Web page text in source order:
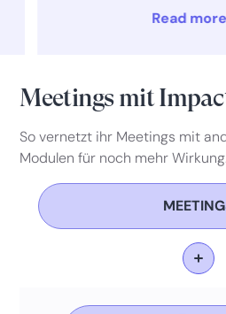
Read
Meetings mit
So vernetzt ihr Meetings mit
Modulen für noch mehr